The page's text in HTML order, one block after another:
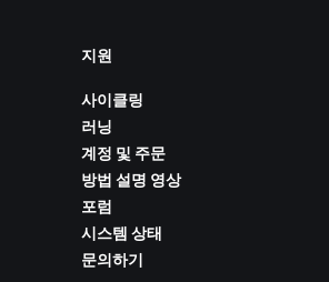
지원
사이클링
러닝
계정 및 주문
방법 설명 영상
포럼
시스템 상태
문의하기